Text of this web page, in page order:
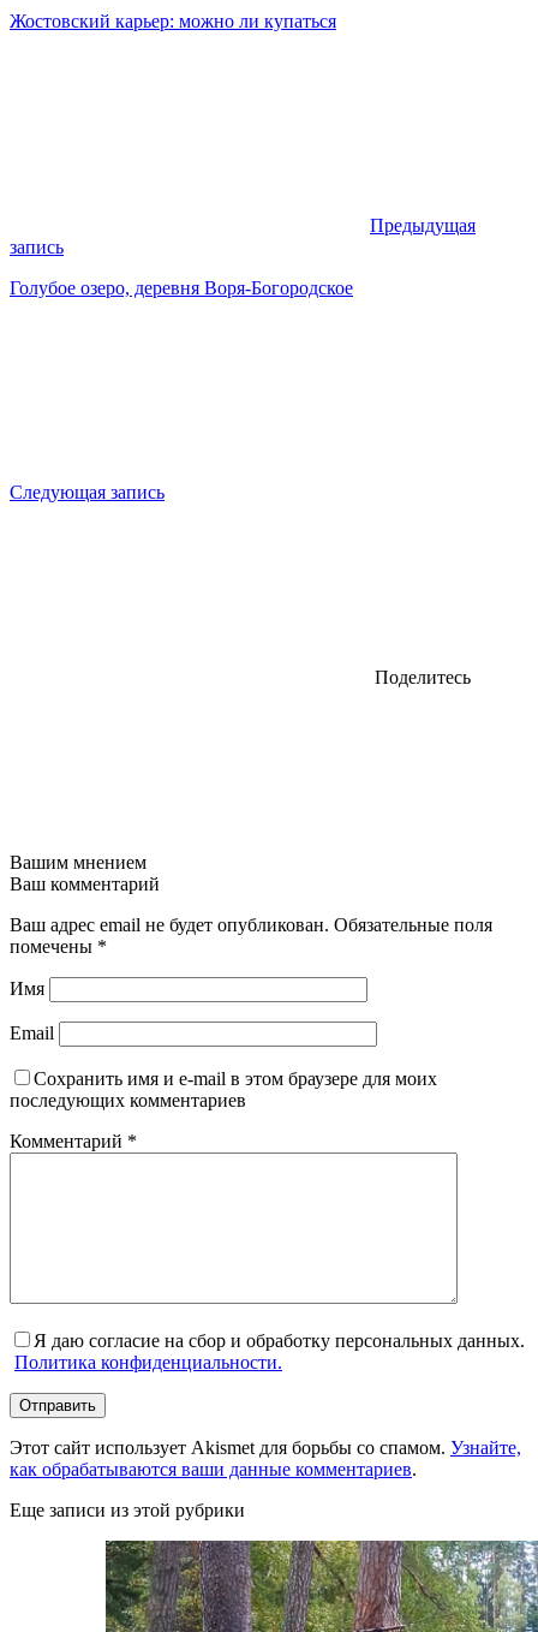
Жостовский карьер: можно ли купаться
Предыдущая
запись
Голубое озеро, деревня Воря-Богородское
Следующая запись
Поделитесь
Вашим мнением
Ваш комментарий
Ваш адрес email не будет опубликован. Обязательные поля
помечены *
Имя
Email
Сохранить имя и e-mail в этом браузере для моих
последующих комментариев
Комментарий *
Я даю согласие на сбор и обработку персональных данных.
Политика конфиденциальности.
Отправить
Этот сайт использует Akismet для борьбы со спамом. Узнайте,
как обрабатываются ваши данные комментариев.
Еще записи из этой рубрики